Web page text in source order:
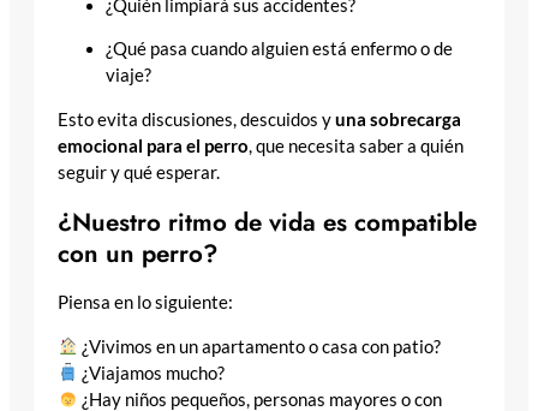
¿Quién limpiará sus accidentes?
¿Qué pasa cuando alguien está enfermo o de
viaje?
Esto evita discusiones, descuidos yuna sobrecarga
emocional para el perro, que necesita saber a quién
seguir y qué esperar.
¿Nuestro ritmo de vida es compatible
con un perro?
Piensa en lo siguiente:
¿Vivimos en un apartamento o casa con patio?
¿Viajamos mucho?
¿Hay niños pequeños, personas mayores o con